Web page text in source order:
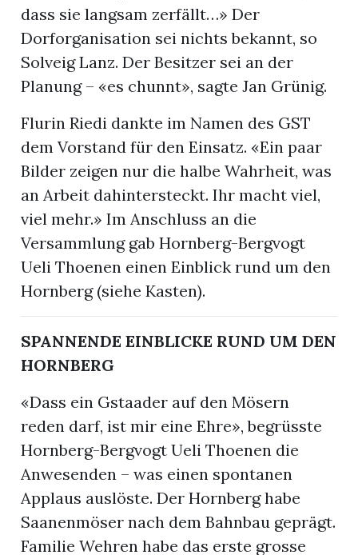
dass sie langsam zerfällt…» Der
Dorforganisation sei nichts bekannt, so
Solveig Lanz. Der Besitzer sei an der
Planung – «es chunnt», sagte Jan Grünig.
Flurin Riedi dankte im Namen des GST
dem Vorstand für den Einsatz. «Ein paar
Bilder zeigen nur die halbe Wahrheit, was
an Arbeit dahintersteckt. Ihr macht viel,
viel mehr.» Im Anschluss an die
Versammlung gab Hornberg-Bergvogt
Ueli Thoenen einen Einblick rund um den
Hornberg (siehe Kasten).
SPANNENDE EINBLICKE RUND UM DEN
HORNBERG
«Dass ein Gstaader auf den Mösern
reden darf, ist mir eine Ehre», begrüsste
Hornberg-Bergvogt Ueli Thoenen die
Anwesenden – was einen spontanen
Applaus auslöste. Der Hornberg habe
Saanenmöser nach dem Bahnbau geprägt.
Familie Wehren habe das erste grosse